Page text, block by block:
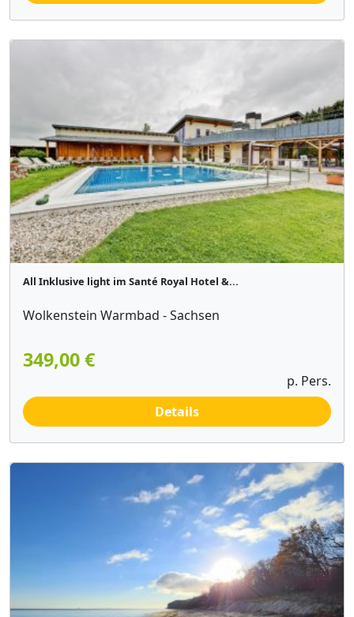
All Inklusive light im Santé Royal Hotel &...
Wolkenstein Warmbad - Sachsen
349,00 €
p. Pers.
Details